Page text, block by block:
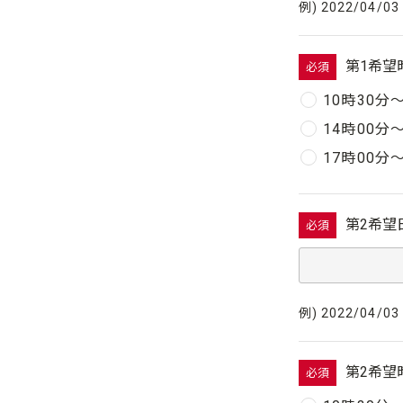
例) 2022/04/03
必須
第1希望
10時30分〜
14時00分〜
17時00分〜
必須 第2希望
例) 2022/04/03
必須
第2希望